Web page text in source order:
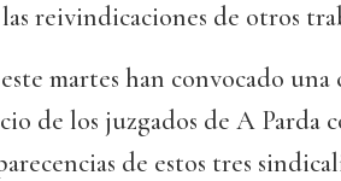
reivindicaciones de otros
este martes han convocado
de los juzgados de A Parda
de estos tres